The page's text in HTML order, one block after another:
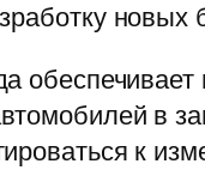
новых
в
к